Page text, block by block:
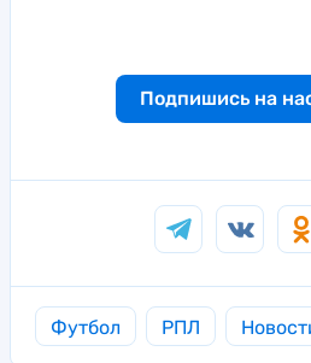
Подпишись на
Футбол РПЛ